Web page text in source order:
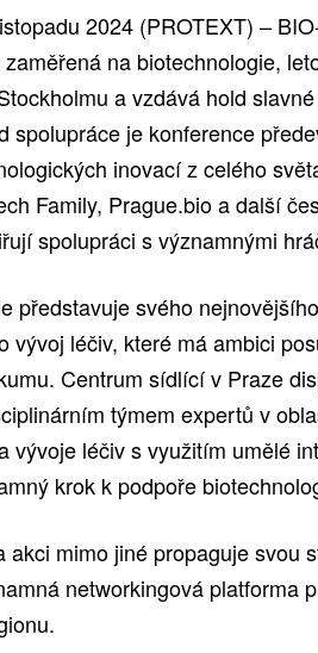
2024 (PROTEXT) –
na biotechnologie,
a vzdává hold
spolupráce je konference
inovací z celého
Family, Prague.bio a další
spolupráci s významnými
představuje svého
vývoj léčiv, které má ambici
Centrum sídlící v Praze
týmem expertů v
vývoje léčiv s využitím umělé
krok k podpoře
akci mimo jiné propaguje svou
networkingová platforma